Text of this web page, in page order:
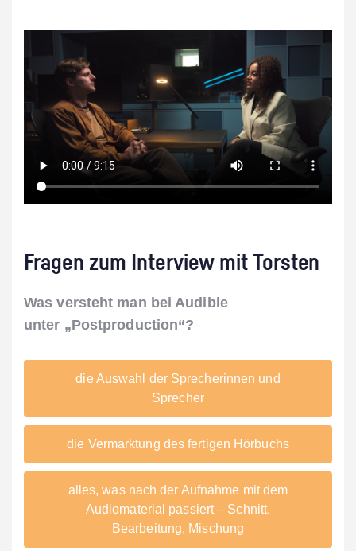
Fragen zum Interview mit Torsten